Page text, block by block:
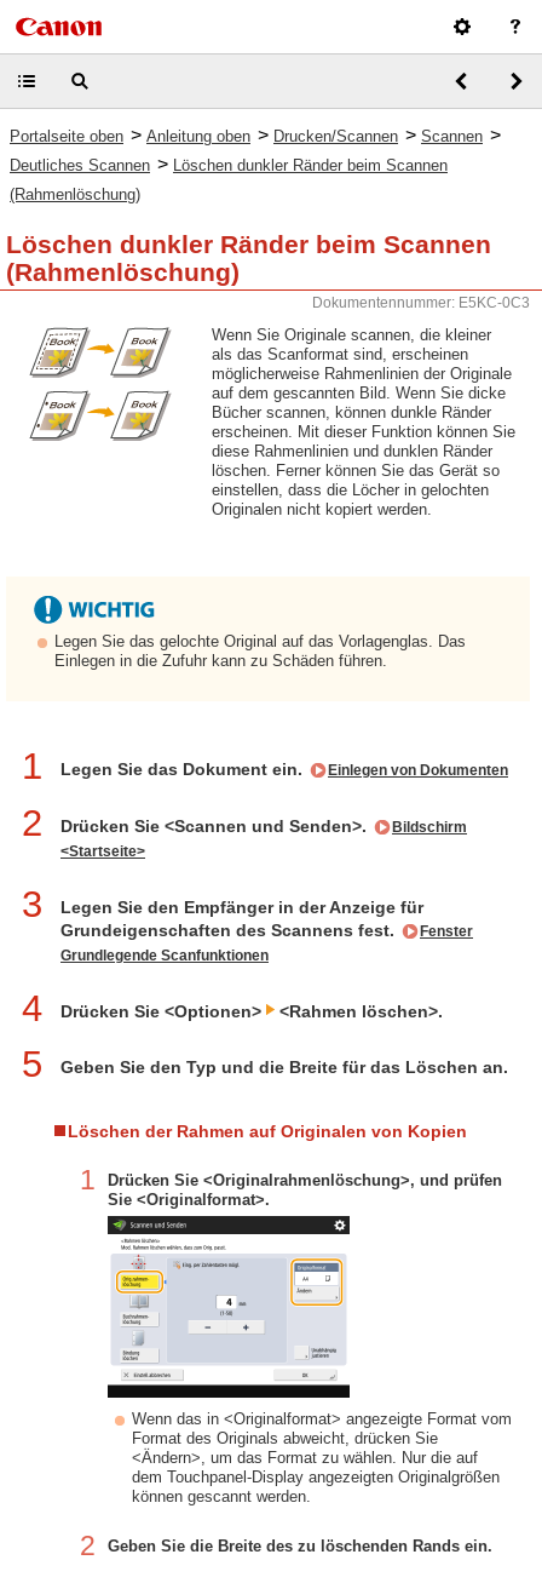
Portalseite oben > Anleitung oben > Drucken/Scannen > Scannen >
Deutliches Scannen > Löschen dunkler Ränder beim Scannen
(Rahmenlöschung)
Löschen dunkler Ränder beim Scannen
(Rahmenlöschung)
Dokumentennummer: E5KC-0C3
Wenn Sie Originale scannen, die kleiner
als das Scanformat sind, erscheinen
möglicherweise Rahmenlinien der Originale
auf dem gescannten Bild. Wenn Sie dicke
Bücher scannen, können dunkle Ränder
erscheinen. Mit dieser Funktion können Sie
diese Rahmenlinien und dunklen Ränder
löschen. Ferner können Sie das Gerät so
einstellen, dass die Löcher in gelochten
Originalen nicht kopiert werden.
Legen Sie das gelochte Original auf das Vorlagenglas. Das
Einlegen in die Zufuhr kann zu Schäden führen.
1 Legen Sie das Dokument ein. Einlegen von Dokumenten
2 Drücken Sie <Scannen und Senden>.
Bildschirm
<Startseite>
3
Legen Sie den Empfänger in der Anzeige für
Grundeigenschaften des Scannens fest.
Fenster
Grundlegende Scanfunktionen
4 Drücken Sie <Optionen> <Rahmen löschen>.
5 Geben Sie den Typ und die Breite für das Löschen an.
Löschen der Rahmen auf Originalen von Kopien
1
Drücken Sie <Originalrahmenlöschung>, und prüfen
Sie <Originalformat>.
Wenn das in <Originalformat> angezeigte Format vom
Format des Originals abweicht, drücken Sie
<Ändern>, um das Format zu wählen. Nur die auf
dem Touchpanel-Display angezeigten Originalgrößen
können gescannt werden.
2 Geben Sie die Breite des zu löschenden Rands ein.